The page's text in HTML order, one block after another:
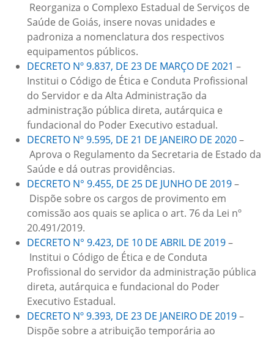
Reorganiza o Complexo Estadual de Serviços de
Saúde de Goiás, insere novas unidades e
padroniza a nomenclatura dos respectivos
equipamentos públicos.
DECRETO Nº 9.837, DE 23 DE MARÇO DE 2021 –
Institui o Código de Ética e Conduta Profissional
do Servidor e da Alta Administração da
administração pública direta, autárquica e
fundacional do Poder Executivo estadual.
DECRETO Nº 9.595, DE 21 DE JANEIRO DE 2020–
Aprova o Regulamento da Secretaria de Estado da
Saúde e dá outras providências.
DECRETO N° 9.455, DE 25 DE JUNHO DE 2019–
Dispõe sobre os cargos de provimento em
comissão aos quais se aplica o art. 76 da Lei nº
20.491/2019.
DECRETO N° 9.423, DE 10 DE ABRIL DE 2019–
Institui o Código de Ética e de Conduta
Profissional do servidor da administração pública
direta, autárquica e fundacional do Poder
Executivo Estadual.
DECRETO Nº 9.393, DE 23 DE JANEIRO DE 2019–
Dispõe sobre a atribuição temporária ao